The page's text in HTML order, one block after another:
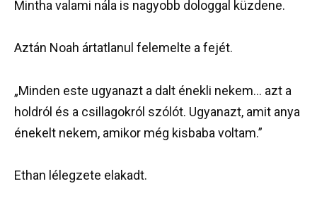
Mintha valami nála is nagyobb dologgal küzdene.
Aztán Noah ártatlanul felemelte a fejét.
„Minden este ugyanazt a dalt énekli nekem… azt a
holdról és a csillagokról szólót. Ugyanazt, amit anya
énekelt nekem, amikor még kisbaba voltam.”
Ethan lélegzete elakadt.